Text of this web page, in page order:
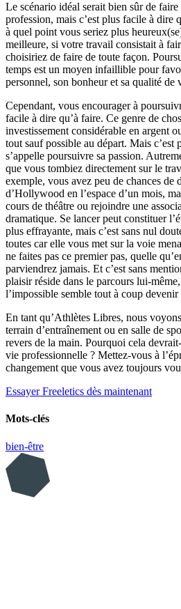
Le scénario idéal serait bien sûr de
profession, mais c’est plus facile à dire
à quel point vous seriez plus
meilleure, si votre travail consistait à
choisiriez de faire de toute façon.
temps est un moyen infaillible pour
personnel, son bonheur et sa qualité de
Cependant, vous encourager à
facile à dire qu’à faire. Ce genre de
investissement considérable en argent
tout sauf possible au départ. Mais c’est
s’appelle poursuivre sa passion.
que vous tombiez directement sur le
exemple, vous avez peu de chances de
d’Hollywood en l’espace d’un mois,
cours de théâtre ou rejoindre une
dramatique. Se lancer peut constituer
plus effrayante, mais c’est sans nul
toutes car elle vous met sur la voie
ne faites pas ce premier pas, quelle
parviendrez jamais. Et c’est sans
plaisir réside dans le parcours lui-
l’impossible semble tout à coup devenir
En tant qu’Athlètes Libres, nous
terrain d’entraînement ou en salle de
revers de la main. Pourquoi cela
vie professionnelle ? Mettez-vous à
changement que vous avez toujours
Essayer Freeletics dès maintenant
Mots-clés
bien-être